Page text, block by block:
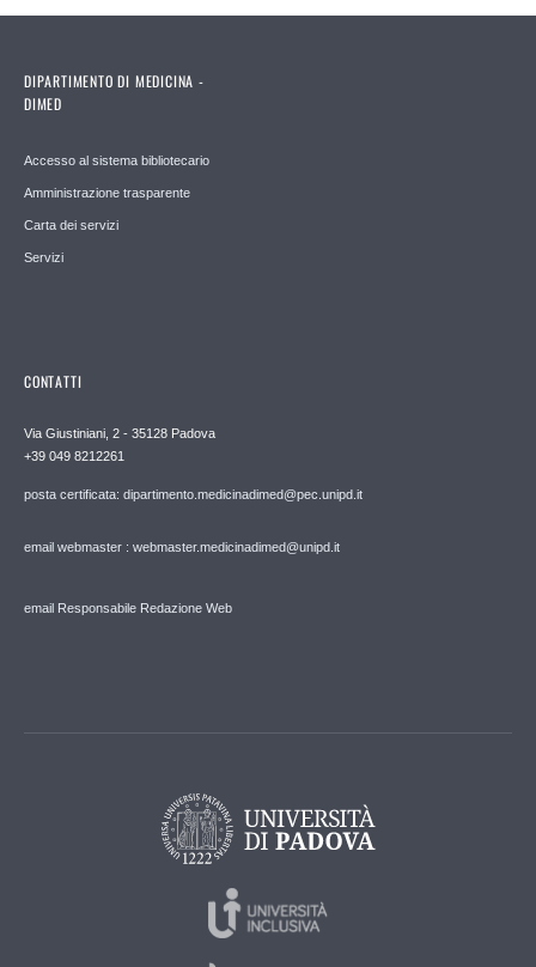
DIPARTIMENTO DI MEDICINA -
DIMED
Accesso al sistema bibliotecario
Amministrazione trasparente
Carta dei servizi
Servizi
CONTATTI
Via Giustiniani, 2 - 35128 Padova
+39 049 8212261
posta certificata: dipartimento.medicinadimed@pec.unipd.it
email webmaster : webmaster.medicinadimed@unipd.it
email Responsabile Redazione Web